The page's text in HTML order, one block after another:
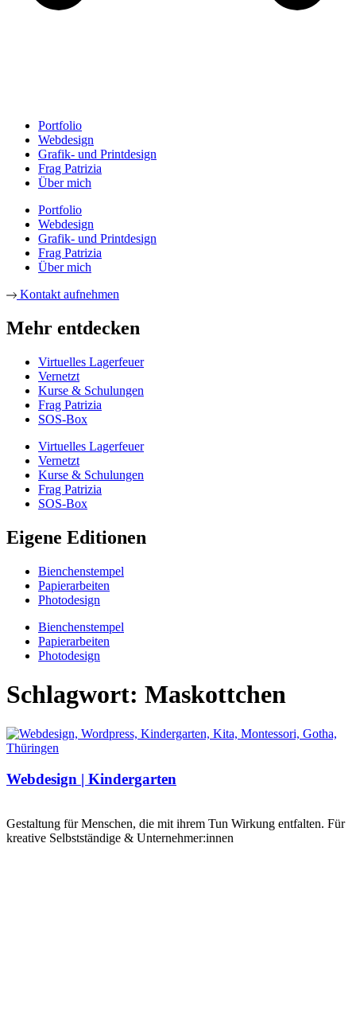
Portfolio
Webdesign
Grafik- und Printdesign
Frag Patrizia
Über mich
Portfolio
Webdesign
Grafik- und Printdesign
Frag Patrizia
Über mich
Kontakt aufnehmen
Mehr entdecken
Virtuelles Lagerfeuer
Vernetzt
Kurse & Schulungen
Frag Patrizia
SOS-Box
Virtuelles Lagerfeuer
Vernetzt
Kurse & Schulungen
Frag Patrizia
SOS-Box
Eigene Editionen
Bienchenstempel
Papierarbeiten
Photodesign
Bienchenstempel
Papierarbeiten
Photodesign
Schlagwort: Maskottchen
Webdesign | Kindergarten
Gestaltung für Menschen, die mit ihrem Tun Wirkung entfalten. Für
kreative Selbstständige & Unternehmer:innen